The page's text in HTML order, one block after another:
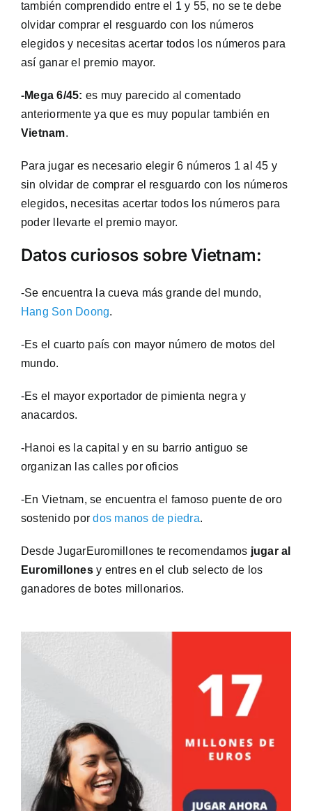
también comprendido entre el 1 y 55, no se te debe
olvidar comprar el resguardo con los números
elegidos y necesitas acertar todos los números para
así ganar el premio mayor.
-Mega 6/45: es muy parecido al comentado
anteriormente ya que es muy popular también en
Vietnam.
Para jugar es necesario elegir 6 números 1 al 45 y
sin olvidar de comprar el resguardo con los números
elegidos, necesitas acertar todos los números para
poder llevarte el premio mayor.
Datos curiosos sobre Vietnam:
-Se encuentra la cueva más grande del mundo,
Hang Son Doong.
-Es el cuarto país con mayor número de motos del
mundo.
-Es el mayor exportador de pimienta negra y
anacardos.
-Hanoi es la capital y en su barrio antiguo se
organizan las calles por oficios
-En Vietnam, se encuentra el famoso puente de oro
sostenido pordos manos de piedra.
Desde JugarEuromillones te recomendamos jugar al
Euromillonesy entres en el club selecto de los
ganadores de botes millonarios.